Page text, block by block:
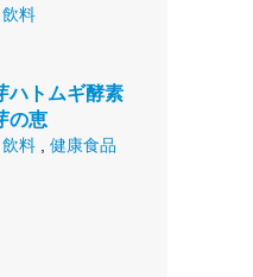
飲料
ハトムギ酵素
の恵
飲料 健康食品